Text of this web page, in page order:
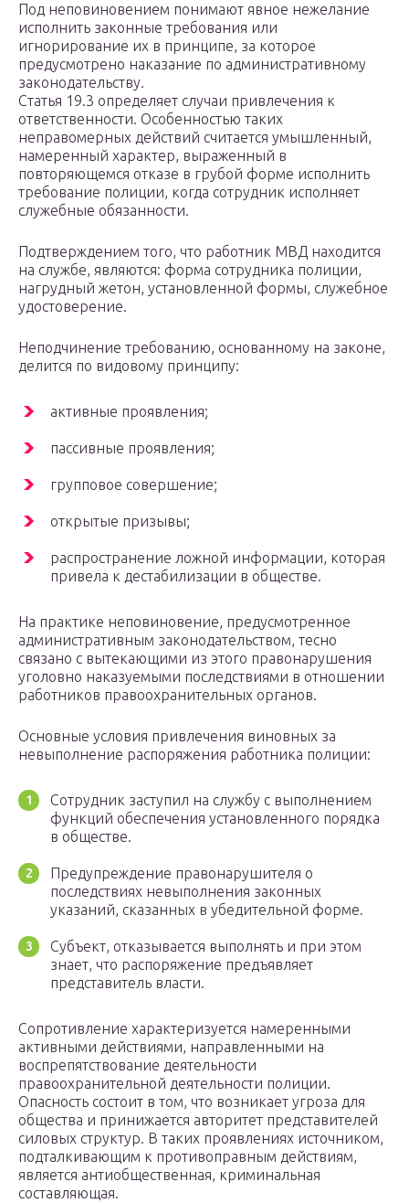
Под неповиновением понимают явное нежелание
исполнить законные требования или
игнорирование их в принципе, за которое
предусмотрено наказание по административному
законодательству.
Статья 19.3 определяет случаи привлечения к
ответственности. Особенностью таких
неправомерных действий считается умышленный,
намеренный характер, выраженный в
повторяющемся отказе в грубой форме исполнить
требование полиции, когда сотрудник исполняет
служебные обязанности.
Подтверждением того, что работник МВД находится
на службе, являются: форма сотрудника полиции,
нагрудный жетон, установленной формы, служебное
удостоверение.
Неподчинение требованию, основанному на законе,
делится по видовому принципу:
активные проявления;
пассивные проявления;
групповое совершение;
открытые призывы;
распространение ложной информации, которая
привела к дестабилизации в обществе.
На практике неповиновение, предусмотренное
административным законодательством, тесно
связано с вытекающими из этого правонарушения
уголовно наказуемыми последствиями в отношении
работников правоохранительных органов.
Основные условия привлечения виновных за
невыполнение распоряжения работника полиции:
Сотрудник заступил на службу с выполнением
функций обеспечения установленного порядка
в обществе.
Предупреждение правонарушителя о
последствиях невыполнения законных
указаний, сказанных в убедительной форме.
Субъект, отказывается выполнять и при этом
знает, что распоряжение предъявляет
представитель власти.
Сопротивление характеризуется намеренными
активными действиями, направленными на
воспрепятствование деятельности
правоохранительной деятельности полиции.
Опасность состоит в том, что возникает угроза для
общества и принижается авторитет представителей
силовых структур. В таких проявлениях источником,
подталкивающим к противоправным действиям,
является антиобщественная, криминальная
составляющая.